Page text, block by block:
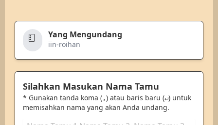
Yang Mengundang
iin-roihan
Silahkan Masukan Nama Tamu
* Gunakan tanda koma (,) atau baris baru (↵) untuk
memisahkan nama yang akan Anda undang.